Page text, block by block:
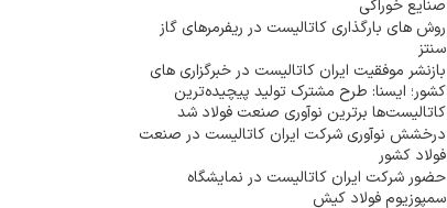
صنایع خوراکی
روش های بارگذاری کاتالیست در ریفرمرهای گاز
سنتز
بازنشر موفقیت ایران کاتالیست در خبرگزاری های
کشور؛ ایسنا: طرح مشترک تولید پیچیده‌ترین
کاتالیست‌ها برترین نوآوری صنعت فولاد شد
درخشش نوآوری شرکت ایران کاتالیست در صنعت
فولاد کشور
حضور شرکت ایران کاتالیست در نمایشگاه
سمپوزیوم فولاد کیش